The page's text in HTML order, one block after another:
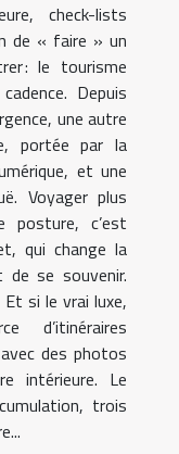
check-lists
de « faire » un
: le tourisme
Depuis
une autre
portée par la
et une
Voyager plus
posture, c’est
qui change la
de se souvenir.
si le vrai luxe,
d’itinéraires
des photos
intérieure. Le
trois